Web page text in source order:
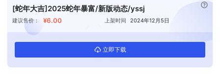
[蛇年大吉]2025蛇年暴富/新版动态/yssj
建议售价： ¥6.00 上架时间 2024年12月5日
立即下载
已